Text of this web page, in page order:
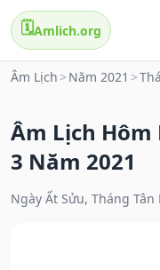
🗓️Amlich.org
Âm Lịch > Năm 2021 >
Âm Lịch Hôm
3 Năm 2021
Ngày Ất Sửu, Tháng Tân